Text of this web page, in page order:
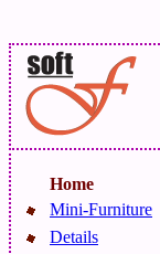
Home
Mini-Furniture
Details